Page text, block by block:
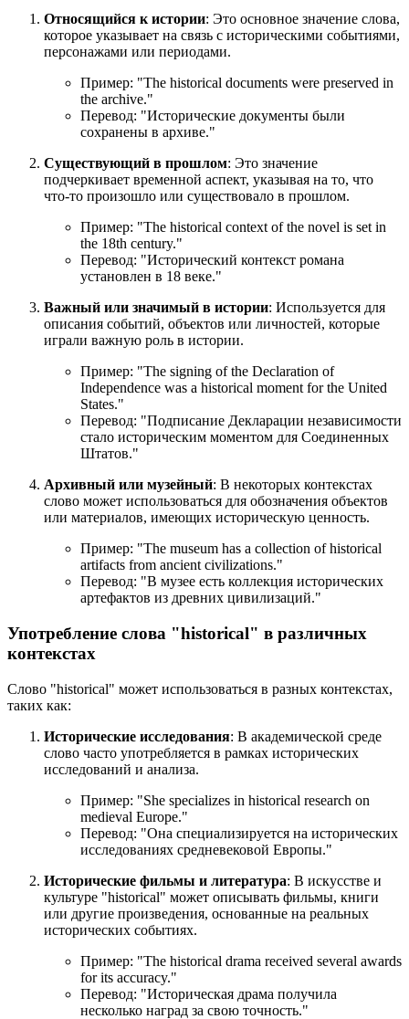
Относящийся к истории: Это основное значение слова,
которое указывает на связь с историческими событиями,
персонажами или периодами.
Пример: "The historical documents were preserved in
the archive."
Перевод: "Исторические документы были
сохранены в архиве."
Существующий в прошлом: Это значение
подчеркивает временной аспект, указывая на то, что
что-то произошло или существовало в прошлом.
Пример: "The historical context of the novel is set in
the 18th century."
Перевод: "Исторический контекст романа
установлен в 18 веке."
Важный или значимый в истории: Используется для
описания событий, объектов или личностей, которые
играли важную роль в истории.
Пример: "The signing of the Declaration of
Independence was a historical moment for the United
States."
Перевод: "Подписание Декларации независимости
стало историческим моментом для Соединенных
Штатов."
Архивный или музейный: В некоторых контекстах
слово может использоваться для обозначения объектов
или материалов, имеющих историческую ценность.
Пример: "The museum has a collection of historical
artifacts from ancient civilizations."
Перевод: "В музее есть коллекция исторических
артефактов из древних цивилизаций."
Употребление слова "historical" в различных
контекстах
Слово "historical" может использоваться в разных контекстах,
таких как:
Исторические исследования: В академической среде
слово часто употребляется в рамках исторических
исследований и анализа.
Пример: "She specializes in historical research on
medieval Europe."
Перевод: "Она специализируется на исторических
исследованиях средневековой Европы."
Исторические фильмы и литература: В искусстве и
культуре "historical" может описывать фильмы, книги
или другие произведения, основанные на реальных
исторических событиях.
Пример: "The historical drama received several awards
for its accuracy."
Перевод: "Историческая драма получила
несколько наград за свою точность."